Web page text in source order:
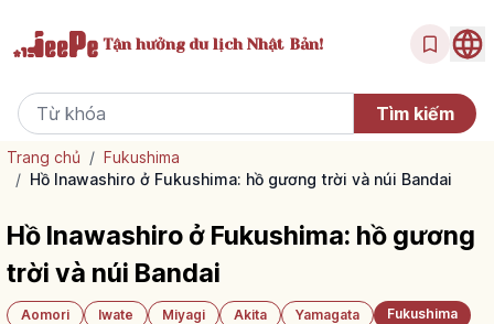
Tận hưởngdu lịch Nhật Bản!
Trang chủ / Fukushima
/ Hồ Inawashiro ở Fukushima: hồ gương trời và núi Bandai
Hồ Inawashiro ở Fukushima: hồ gương
trời và núi Bandai
Aomori Iwate Miyagi Akita Yamagata Fukushima